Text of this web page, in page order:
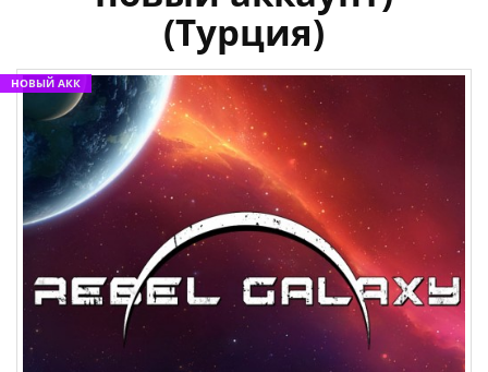
(Турция)
НОВЫЙ АКК